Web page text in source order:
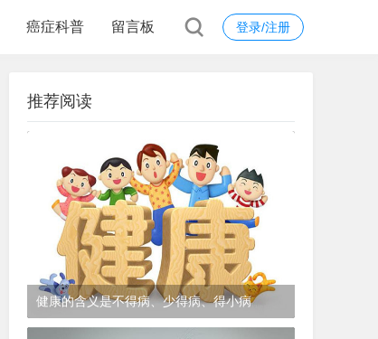
登录/注册
癌症科普 留言板
推荐阅读
健康的含义是不得病、少得病、得小病
1年前(2024-12-06) 皮肤科